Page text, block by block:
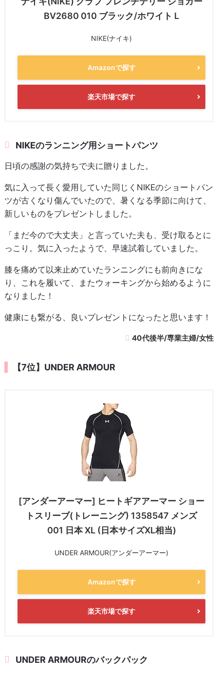
BV2680 010 ブラック/ホワイト L
NIKE(ナイキ)
Amazonで探す
楽天市場で探す
NIKEのランニング用ショートパンツ
日頃の感謝の気持ちで夫に贈りました。
気に入って長く愛用していた同じくNIKEのショートパン
ツが古くなり傷んでいたので、暑くなる季節に向けて、
新しいものをプレゼントしました。
「まだ今ので大丈夫」と言っていた夫も、受け取るとに
っこり。気に入ったようで、早速試着していました。
膝を痛めて以来止めていたランニングにも前向きにな
り、これを履いて、またウォーキングから始めるように
なりました！
健康にも繋がる、良いプレゼントになったと思います！
40代後半/専業主婦/女性
【7位】UNDER ARMOUR
[アンダーアーマー] ヒートギアアーマー ショー
トスリーブ(トレーニング) 1358547 メンズ
001 日本 XL (日本サイズXL相当)
UNDER ARMOUR(アンダーアーマー)
Amazonで探す
楽天市場で探す
UNDER ARMOURのバックパック